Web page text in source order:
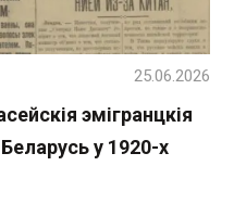
эмігранцкія
у 1920-х
25.06.2026